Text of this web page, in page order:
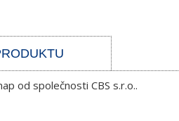
od společnosti CBS s.r.o..